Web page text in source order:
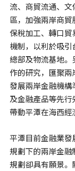
流、商貿流通、
區，加強兩岸商貿
保稅加工、轉口
機制，以利於吸
總部及物流基地
作的研究，匯聚兩
發展兩岸金融機
及金融產品等先
帶動平潭在海西經
平潭目前金融業
規劃下的兩岸金
規劃卻具有願景。